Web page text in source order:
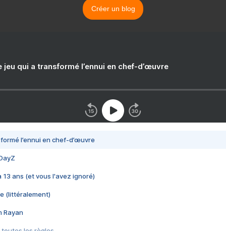
Créer un blog
jeu qui a transformé l’ennui en chef-d’œuvre
l’ennui en chef-d’œuvre
13 ans (et vous l'avez ignoré)
(littéralement)
Rayan